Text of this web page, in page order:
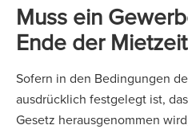
Muss ein
Ende der
Sofern in den Bedingungen
ausdrücklich festgelegt ist,
Gesetz herausgenommen